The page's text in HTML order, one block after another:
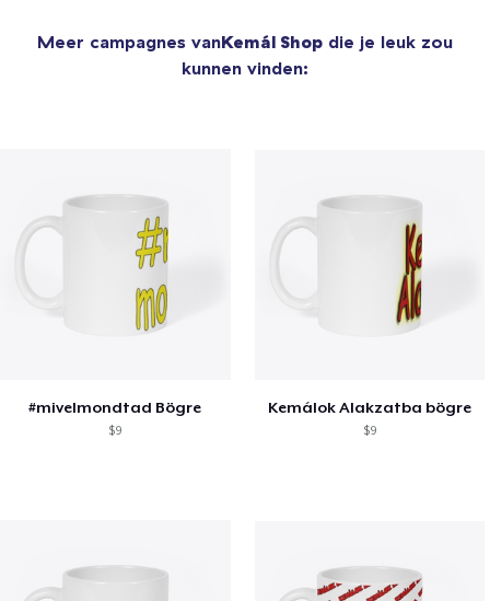
Meer campagnes vanKemál Shop die je leuk zou
kunnen vinden:
#mivelmondtad Bögre
$9
Kemálok Alakzatba bögre
$9